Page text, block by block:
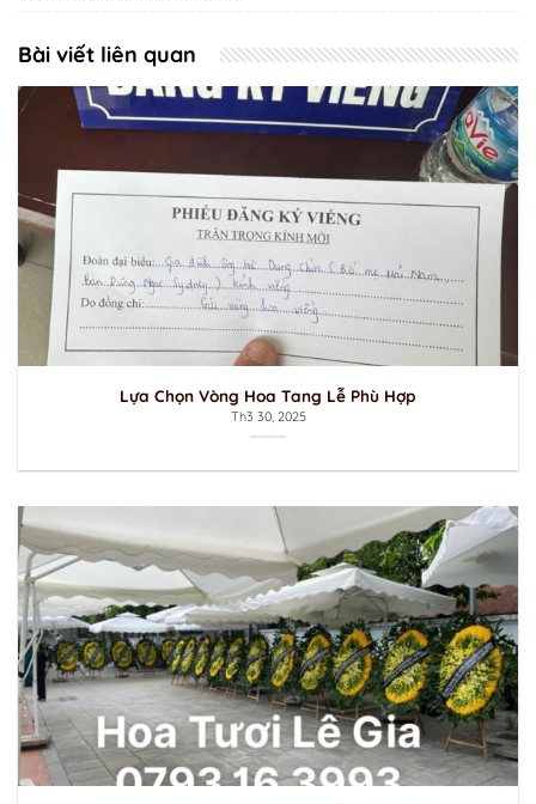
Bài viết liên quan
Lựa Chọn Vòng Hoa Tang Lễ Phù Hợp
Th3 30, 2025